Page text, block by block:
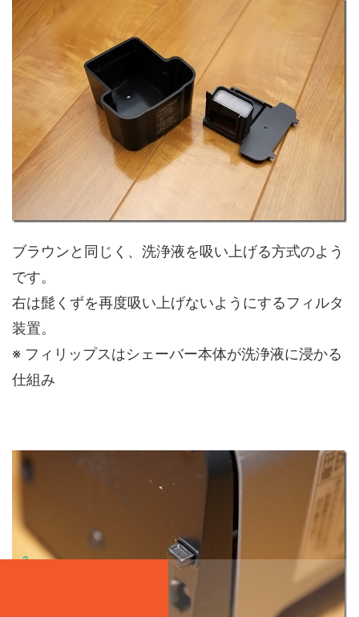
ブラウンと同じく、洗浄液を吸い上げる方式のよう
です。
右は髭くずを再度吸い上げないようにするフィルタ
装置。
※ フィリップスはシェーバー本体が洗浄液に浸かる
仕組み
2